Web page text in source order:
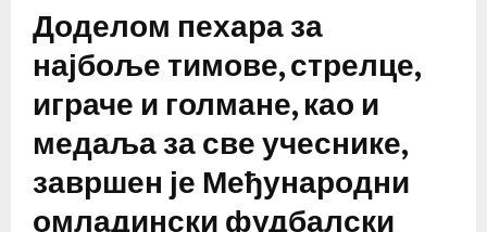
Доделом пехара за
најбоље тимове, стрелце,
играче и голмане, као и
медаља за све учеснике,
завршен је Међународни